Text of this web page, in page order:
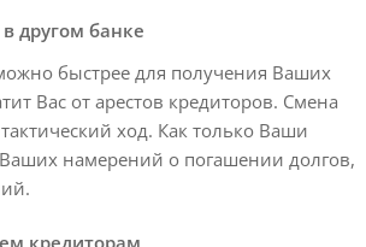
другом банке
быстрее для получения Ваших
Вас от арестов кредиторов. Смена
ход. Как только Ваши
намерений о погашении долгов,
кредиторам